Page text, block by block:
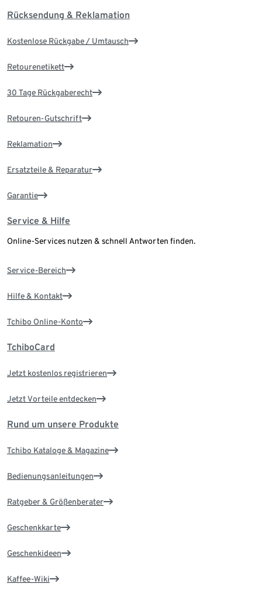
Rücksendung & Reklamation
Kostenlose Rückgabe / Umtausch
Retourenetikett
30 Tage Rückgaberecht
Retouren-Gutschrift
Reklamation
Ersatzteile & Reparatur
Garantie
Service & Hilfe
Online-Services nutzen & schnell Antworten finden.
Service-Bereich
Hilfe & Kontakt
Tchibo Online-Konto
TchiboCard
Jetzt kostenlos registrieren
Jetzt Vorteile entdecken
Rund um unsere Produkte
Tchibo Kataloge & Magazine
Bedienungsanleitungen
Ratgeber & Größenberater
Geschenkkarte
Geschenkideen
Kaffee-Wiki